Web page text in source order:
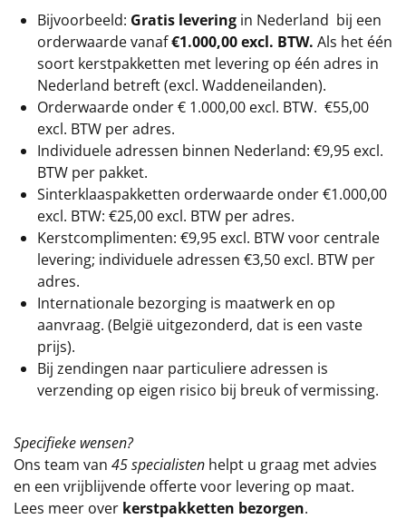
Bijvoorbeeld: Gratis levering in Nederland bij een
orderwaarde vanaf€1.000,00 excl. BTW. Als het één
soort kerstpakketten met levering op één adres in
Nederland betreft (excl. Waddeneilanden).
Orderwaarde onder € 1.000,00 excl. BTW. €55,00
excl. BTW per adres.
Individuele adressen binnen Nederland: €9,95 excl.
BTW per pakket.
Sinterklaaspakketten orderwaarde onder €1.000,00
excl. BTW: €25,00 excl. BTW per adres.
Kerstcomplimenten: €9,95 excl. BTW voor centrale
levering; individuele adressen €3,50 excl. BTW per
adres.
Internationale bezorging is maatwerk en op
aanvraag. (België uitgezonderd, dat is een vaste
prijs).
Bij zendingen naar particuliere adressen is
verzending op eigen risico bij breuk of vermissing.
Specifieke wensen?
Ons team van 45 specialisten helpt u graag met advies
en een vrijblijvende offerte voor levering op maat.
Lees meer over kerstpakketten bezorgen.